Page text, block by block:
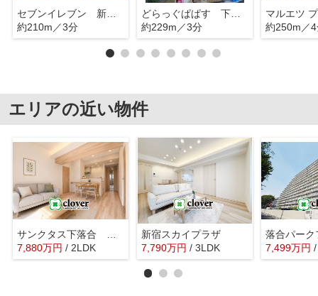
セブンイレブン 新宿下落合駅北
約210m／3分
どらっぐぱぱす 下落合店
約229m／3分
約250m／
エリアの近い物件
7,880万円 / 2LDK
新宿スカイプラザ
7,790万円 / 3LDK
落合パーク
7,499万円